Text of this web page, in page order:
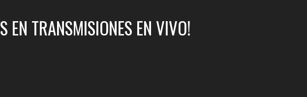
EN TRANSMISIONES EN VIVO!